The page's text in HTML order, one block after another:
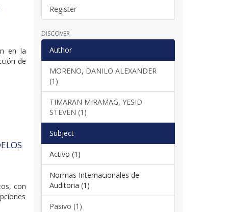
en la
de
con
Register
DISCOVER
Author
MORENO, DANILO ALEXANDER
(1)
TIMARAN MIRAMAG, YESID
STEVEN (1)
Subject
Activo (1)
Normas Internacionales de
Auditoria (1)
Pasivo (1)